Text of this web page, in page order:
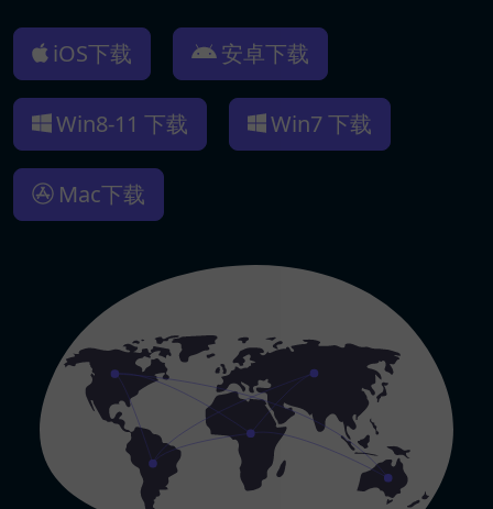
iOS下载 安卓下载
Win8-11 下载 Win7 下载
Mac下载